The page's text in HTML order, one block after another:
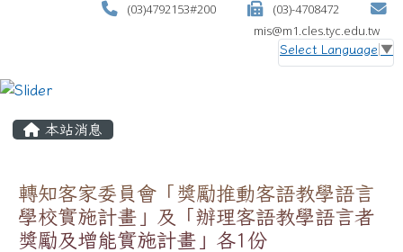
(03)4792153#200
(03)-4708472
mis@m1.cles.tyc.edu.tw
Select Language ▼
本站消息
轉知客家委員會「獎勵推動客語教學語言
學校實施計畫」及「辦理客語教學語言者
獎勵及增能實施計畫」各1份